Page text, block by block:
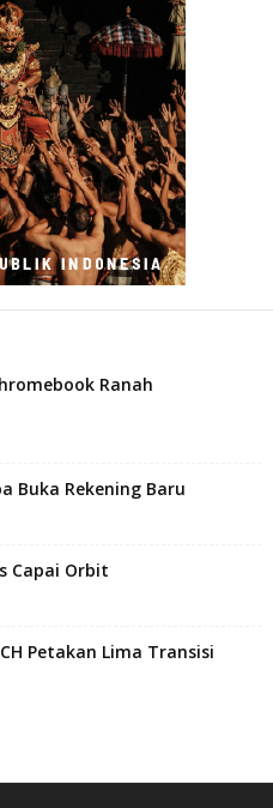
Ranah
Buka Rekening Baru
Capai Orbit
Petakan Lima Transisi